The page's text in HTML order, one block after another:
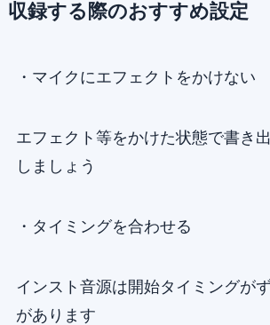
収録する際のおすすめ設定
・マイクにエフェクトをかけない
エフェクト等をかけた状態で書き
しましょう
・タイミングを合わせる
インスト音源は開始タイミングが
があります